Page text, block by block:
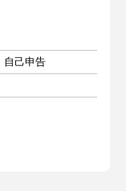
自己申告